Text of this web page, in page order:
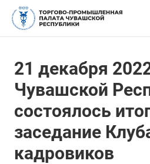
21 декабря
Чувашской
состоялось
заседание
кадровиков